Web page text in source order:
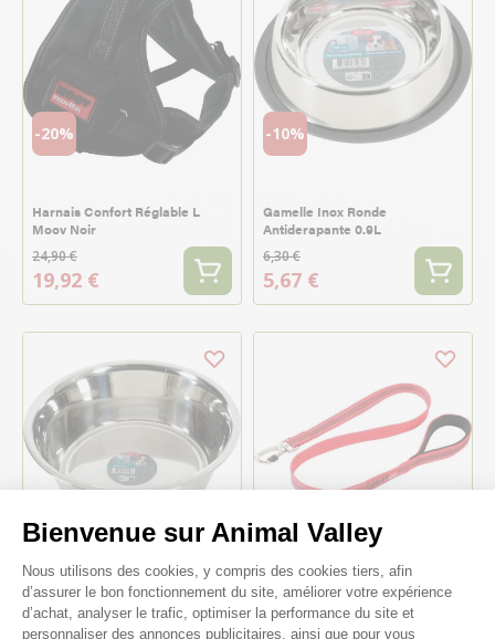
Bienvenue sur Animal Valley
Plateforme de Gestion du
Nous utilisons des cookies, y compris des cookies tiers, afin
d’assurer le bon fonctionnement du site, améliorer votre expérience
d’achat, analyser le trafic, optimiser la performance du site et
personnaliser des annonces publicitaires, ainsi que pour vous
-20%
Harnais Confort Réglable L
Moov Noir
24,90 €
19,92 €
-10%
Gamelle Inox Ronde
Antiderapante 0.9L
6,30 €
5,67 €
-35%
Bol Inox 4.10L - Zolux
7,60 €
-10%
Laisse 15mm Moov Rouge
8,99 €